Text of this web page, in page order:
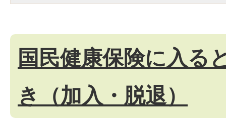
国民健康保険に入る
き（加入・脱退）